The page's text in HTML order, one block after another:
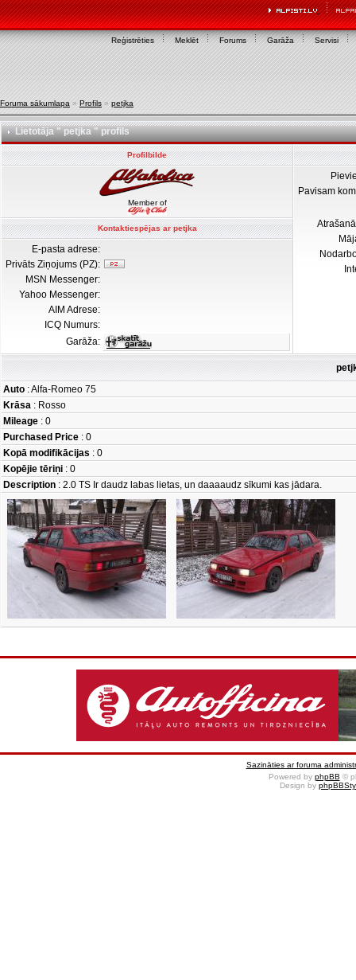
Reģistrēties Meklēt Forums Garāža Servisi
Foruma sākumlapa » Profils » petjka
Lietotāja " petjka " profils
Profilbilde
Member of
Pavisam
Kontaktiespējas ar petjka
E-pasta adrese:
Privāts Ziņojums (PZ):
MSN Messenger:
Yahoo Messenger:
AIM Adrese:
ICQ Numurs:
Garāža:
Auto : Alfa-Romeo 75
Krāsa : Rosso
Mileage : 0
Purchased Price : 0
Kopā modifikācijas : 0
Kopējie tēriņi : 0
Description : 2.0 TS Ir daudz labas lietas, un daaaaudz sīkumi kas jādara.
Sazināties ar foruma
Powered by phpBB ©
Design by